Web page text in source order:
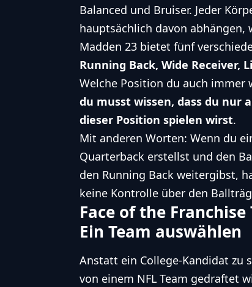
Balanced und Bruiser. Jeder
hauptsächlich davon abhängen,
Madden 23 bietet fünf
Running Back, Wide Receiver,
Welche Position du auch immer
du musst wissen, dass du nur
dieser Position spielen wirst.
Mit anderen Worten: Wenn du
Quarterback erstellst und den
den Running Back weitergibst,
keine Kontrolle über den
Face of the Franchise
Ein Team auswählen
Anstatt ein College-Kandidat zu
von einem NFL Team gedraftet